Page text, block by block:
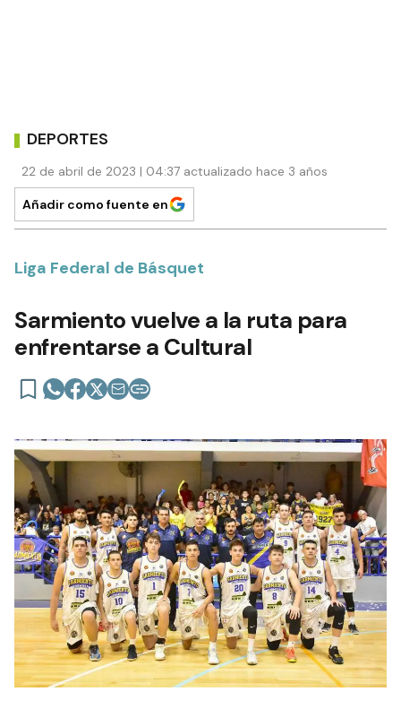
DEPORTES
22 de abril de 2023 | 04:37 actualizado hace 3 años
Añadir como fuente en
Liga Federal de Básquet
Sarmiento vuelve a la ruta para
enfrentarse a Cultural